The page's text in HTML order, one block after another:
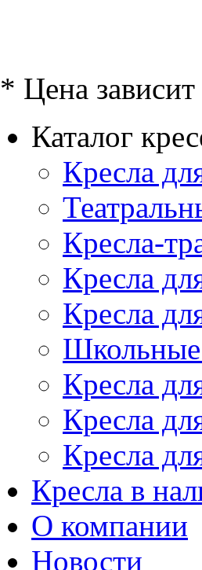
* Цена
Каталог
Кресла
Кресла-
Кресла
Кресла
Школьные
Кресла
Кресла
Кресла
Кресла в
О компании
Новости